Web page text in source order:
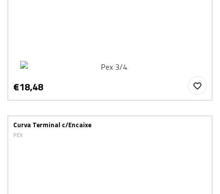
€18,48
Curva Terminal c/Encaixe
PEX